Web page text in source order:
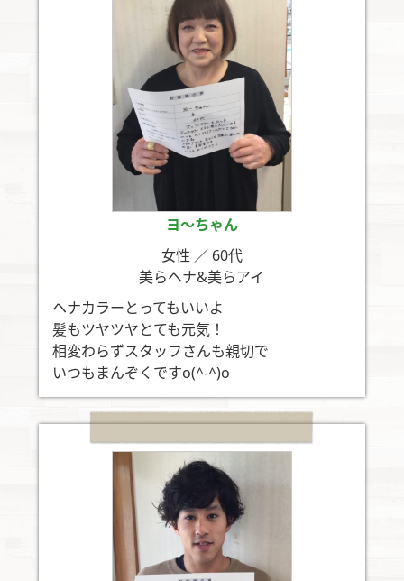
ヨ〜ちゃん
女性 ／ 60代
美らヘナ&美らアイ
ヘナカラーとってもいいよ
髪もツヤツヤとても元気！
相変わらずスタッフさんも親切で
いつもまんぞくですo(^-^)o